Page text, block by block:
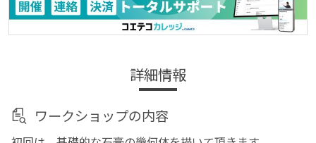
詳細情報
ワークショップの内容